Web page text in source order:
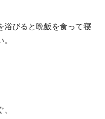
びると晩飯を食って寝